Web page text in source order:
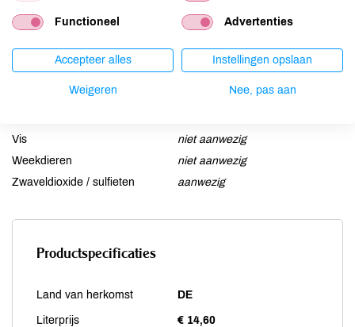
Mosterd
niet aanwezig
Schaaldieren
niet aanwezig
Selderij
niet aanwezig
niet aanwezig
Vis
niet aanwezig
Weekdieren
niet aanwezig
Zwaveldioxide / sulfieten
aanwezig
Productspecificaties
Land van herkomst DE
Literprijs € 14,60
Functioneel Advertenties
Accepteer alles Instellingen opslaan
Weigeren Nee, pas aan